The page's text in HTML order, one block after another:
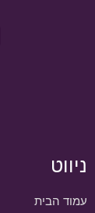
ניווט
עמוד הבית